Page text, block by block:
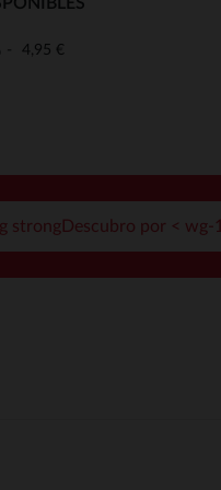
de privacidad,
4,95 €
strongDescubro por < wg-